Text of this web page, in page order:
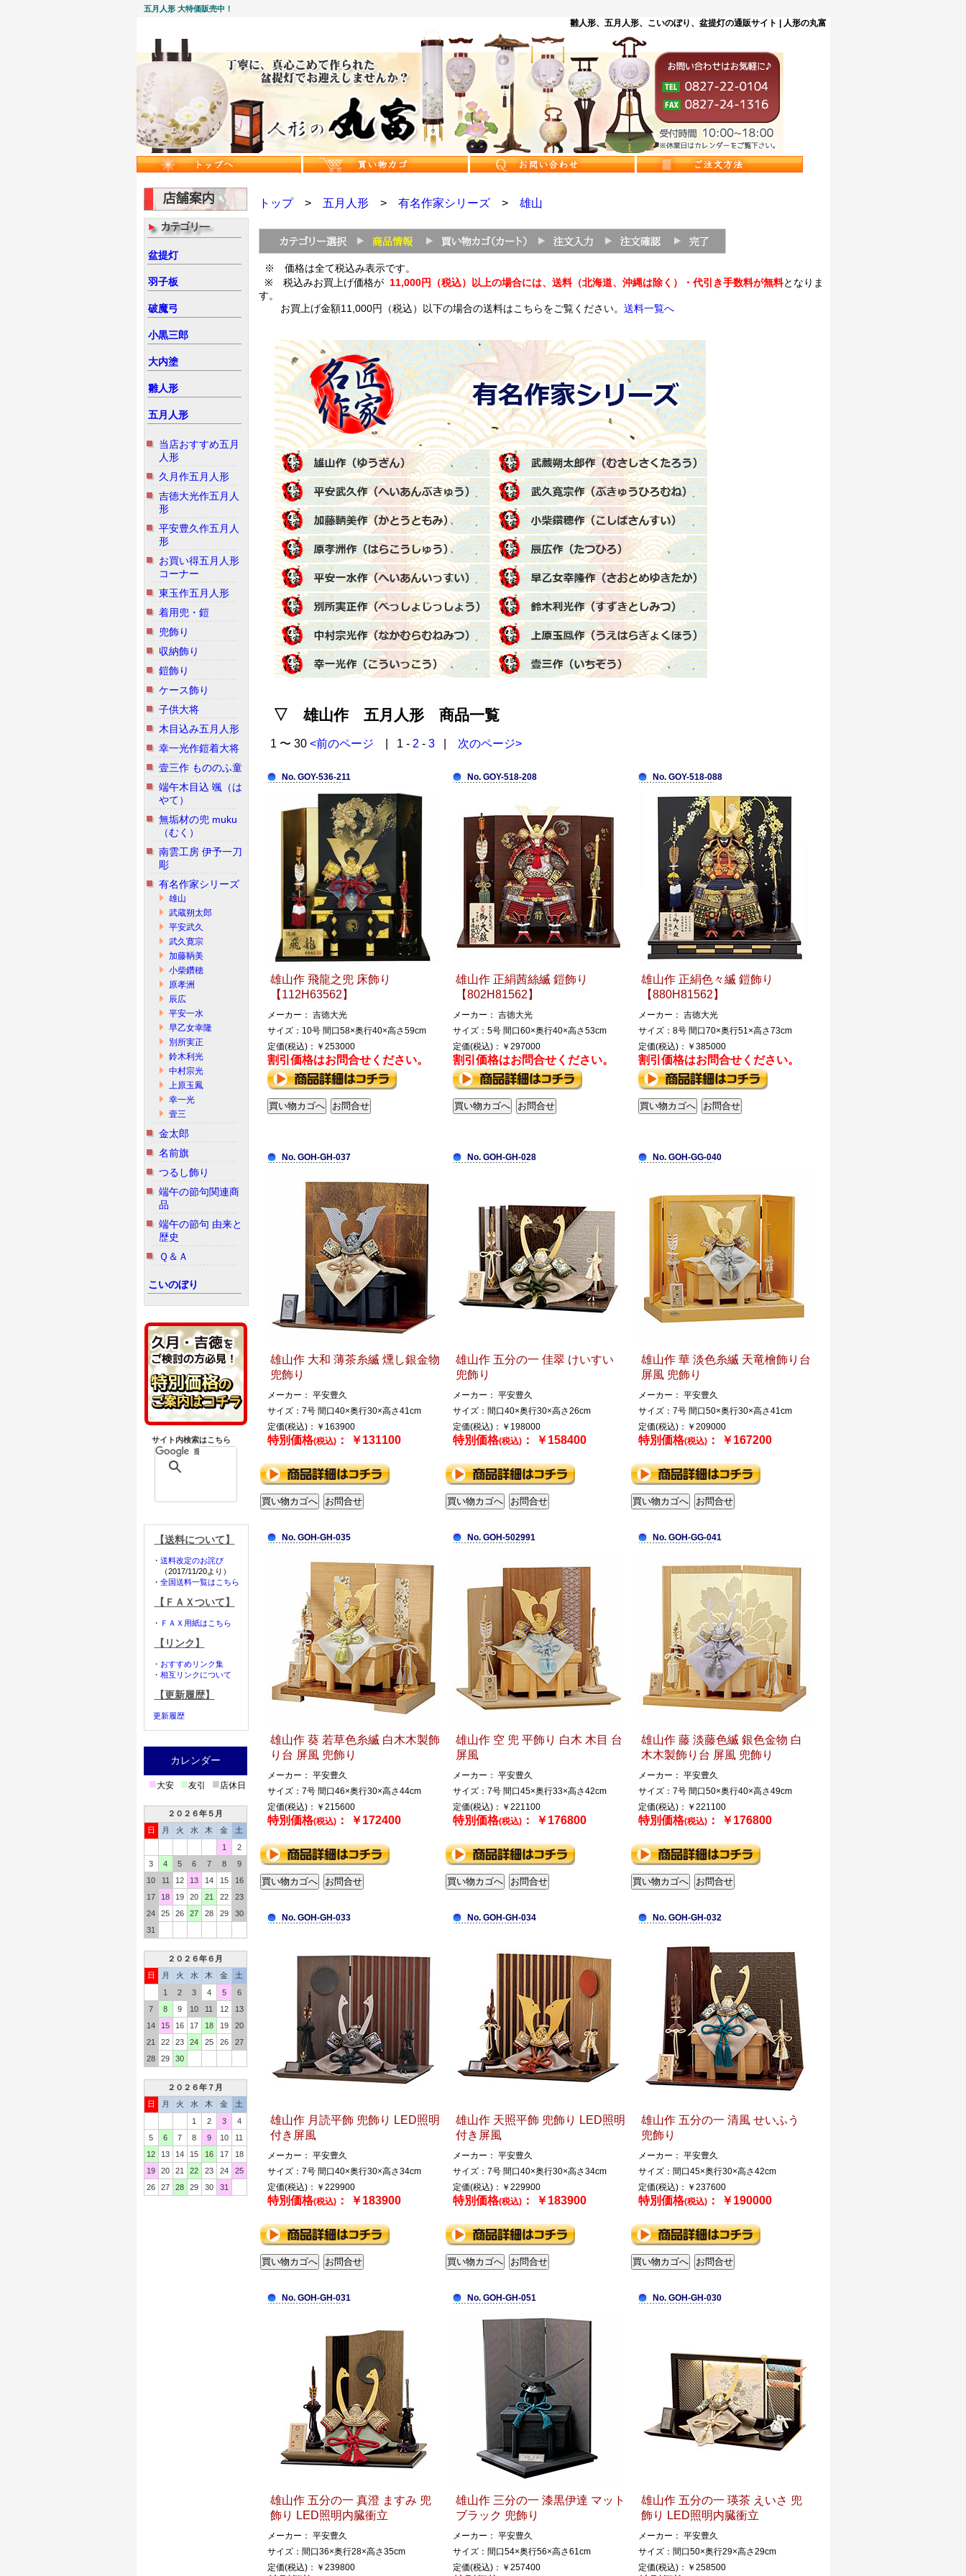
五月人形 大特価販売中！
雛人形、五月人形、こいのぼり、盆提灯の通販サイト | 人形の丸富
盆提灯
羽子板
破魔弓
小黒三郎
大内塗
雛人形
五月人形
当店おすすめ五月
人形
久月作五月人形
吉徳大光作五月人
形
平安豊久作五月人
形
お買い得五月人形
コーナー
東玉作五月人形
着用兜・鎧
兜飾り
収納飾り
鎧飾り
ケース飾り
子供大将
木目込み五月人形
幸一光作鎧着大将
壹三作 もののふ童
端午木目込 颯（は
やて）
無垢材の兜 muku
（むく）
南雲工房 伊予一刀
彫
有名作家シリーズ
雄山
武蔵朔太郎
平安武久
武久寛宗
加藤鞆美
小柴鑽穂
原孝洲
辰広
平安一水
早乙女幸隆
別所実正
鈴木利光
中村宗光
上原玉鳳
幸一光
壹三
金太郎
名前旗
つるし飾り
端午の節句関連商
品
端午の節句 由来と
歴史
Ｑ＆Ａ
こいのぼり
サイト内検索はこちら
【送料について】
・ 送料改定のお詫び
（2017/11/20より）
・ 全国送料一覧はこちら
【ＦＡＸついて】
・ ＦＡＸ用紙はこちら
【リンク】
・ おすすめリンク集
・ 相互リンクについて
【更新履歴】
更新履歴
カレンダー
■大安 ■友引 ■店休日
２０２６年５月
日
月 火 水 木 金
土
1
2
3
4 5 6 7 8
9
10
11 12 13 14 15
16
17
18 19 20 21 22
23
24
25 26 27 28 29
30
31
２０２６年６月
日
月 火 水 木 金
土
1
2 3 4 5
6
7
8 9 10 11 12
13
14
15 16 17 18 19
20
21
22 23 24 25 26
27
28
29 30
２０２６年７月
日
月 火 水 木 金
土
1
2 3
4
5
6 7 8 9 10
11
12
13 14 15 16 17
18
19
20 21 22 23 24
25
26
27 28 29 30 31
トップ> 五月人形> 有名作家シリーズ> 雄山
※ 価格は全て税込み表示です。
※ 税込みお買上げ価格が 11,000円（税込）以上の場合には、送料（北海道、沖縄は除く）・代引き手数料が無料となりま
す。
お買上げ金額11,000円（税込）以下の場合の送料はこちらをご覧ください。 送料一覧へ
▽ 雄山作 五月人形 商品一覧
1 〜 30 <前のページ | 1 - 2 - 3| 次のページ>
No. GOY-536-211
雄山作 飛龍之兜 床飾り
【112H63562】
メーカー： 吉徳大光
サイズ：10号 間口58×奥行40×高さ59cm
定価(税込)：￥253000
割引価格はお問合せください。
No. GOY-518-208
雄山作 正絹茜絲縅 鎧飾り
【802H81562】
メーカー： 吉徳大光
サイズ：5号 間口60×奥行40×高さ53cm
定価(税込)：￥297000
割引価格はお問合せください。
No. GOY-518-088
雄山作 正絹色々縅 鎧飾り
【880H81562】
メーカー： 吉徳大光
サイズ：8号 間口70×奥行51×高さ73cm
定価(税込)：￥385000
割引価格はお問合せください。
No. GOH-GH-037
雄山作 大和 薄茶糸縅 燻し銀金物
兜飾り
メーカー： 平安豊久
サイズ：7号 間口40×奥行30×高さ41cm
定価(税込)：￥163900
特別価格(税込)： ￥131100
No. GOH-GH-028
雄山作 五分の一 佳翠 けいすい
兜飾り
メーカー： 平安豊久
サイズ：間口40×奥行30×高さ26cm
定価(税込)：￥198000
特別価格(税込)： ￥158400
No. GOH-GG-040
雄山作 華 淡色糸縅 天竜檜飾り台
屏風 兜飾り
メーカー： 平安豊久
サイズ：7号 間口50×奥行30×高さ41cm
定価(税込)：￥209000
特別価格(税込)： ￥167200
No. GOH-GH-035
雄山作 葵 若草色糸縅 白木木製飾
り台 屏風 兜飾り
メーカー： 平安豊久
サイズ：7号 間口46×奥行30×高さ44cm
定価(税込)：￥215600
特別価格(税込)： ￥172400
No. GOH-502991
雄山作 空 兜 平飾り 白木 木目 台
屏風
メーカー： 平安豊久
サイズ：7号 間口45×奥行33×高さ42cm
定価(税込)：￥221100
特別価格(税込)： ￥176800
No. GOH-GG-041
雄山作 藤 淡藤色縅 銀色金物 白
木木製飾り台 屏風 兜飾り
メーカー： 平安豊久
サイズ：7号 間口50×奥行40×高さ49cm
定価(税込)：￥221100
特別価格(税込)： ￥176800
No. GOH-GH-033
雄山作 月読平飾 兜飾り LED照明
付き屏風
メーカー： 平安豊久
サイズ：7号 間口40×奥行30×高さ34cm
定価(税込)：￥229900
特別価格(税込)： ￥183900
No. GOH-GH-034
雄山作 天照平飾 兜飾り LED照明
付き屏風
メーカー： 平安豊久
サイズ：7号 間口40×奥行30×高さ34cm
定価(税込)：￥229900
特別価格(税込)： ￥183900
No. GOH-GH-032
雄山作 五分の一 清風 せいふう
兜飾り
メーカー： 平安豊久
サイズ：間口45×奥行30×高さ42cm
定価(税込)：￥237600
特別価格(税込)： ￥190000
No. GOH-GH-031
雄山作 五分の一 真澄 ますみ 兜
飾り LED照明内臓衝立
メーカー： 平安豊久
サイズ：間口36×奥行28×高さ35cm
定価(税込)：￥239800
No. GOH-GH-051
雄山作 三分の一 漆黒伊達 マット
ブラック 兜飾り
メーカー： 平安豊久
サイズ：間口54×奥行56×高さ61cm
定価(税込)：￥257400
No. GOH-GH-030
雄山作 五分の一 瑛茶 えいさ 兜
飾り LED照明内臓衝立
メーカー： 平安豊久
サイズ：間口50×奥行29×高さ29cm
定価(税込)：￥258500